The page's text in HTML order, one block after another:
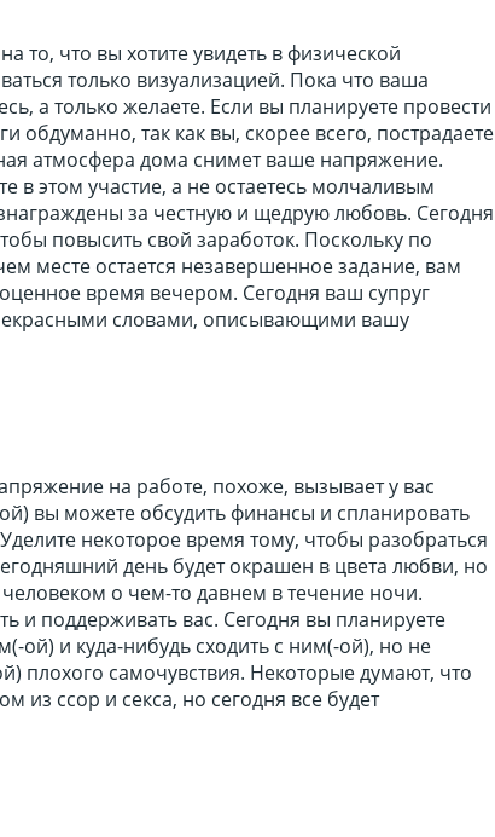
то, что вы хотите увидеть в физической
только визуализацией. Пока что ваша
а только желаете. Если вы планируете провести
обдуманно, так как вы, скорее всего, пострадаете
атмосфера дома снимет ваше напряжение.
в этом участие, а не остаетесь молчаливым
за честную и щедрую любовь. Сегодня
повысить свой заработок. Поскольку по
месте остается незавершенное задание, вам
время вечером. Сегодня ваш супруг
словами, описывающими вашу
на работе, похоже, вызывает у вас
вы можете обсудить финансы и спланировать
некоторое время тому, чтобы разобраться
день будет окрашен в цвета любви, но
о чем-то давнем в течение ночи.
и поддерживать вас. Сегодня вы планируете
ой) и куда-нибудь сходить с ним(-ой), но не
плохого самочувствия. Некоторые думают, что
из ссор и секса, но сегодня все будет